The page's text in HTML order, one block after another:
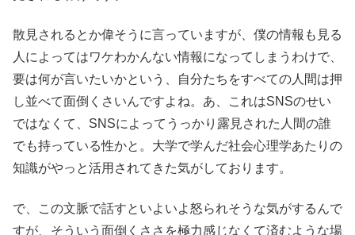
散見されるとか偉そうに言っていますが、僕の情報も見る
人によってはワケわかんない情報になってしまうわけで、
要は何が言いたいかという、自分たちをすべての人間は押
し並べて面倒くさいんですよね。あ、これはSNSのせい
ではなくて、SNSによってうっかり露見された人間の誰
でも持っている性かと。大学で学んだ社会心理学あたりの
知識がやっと活用されてきた気がしております。
で、この文脈で話すといよいよ怒られそうな気がするんで
すが、そういう面倒くささを極力感じなくて済むような場